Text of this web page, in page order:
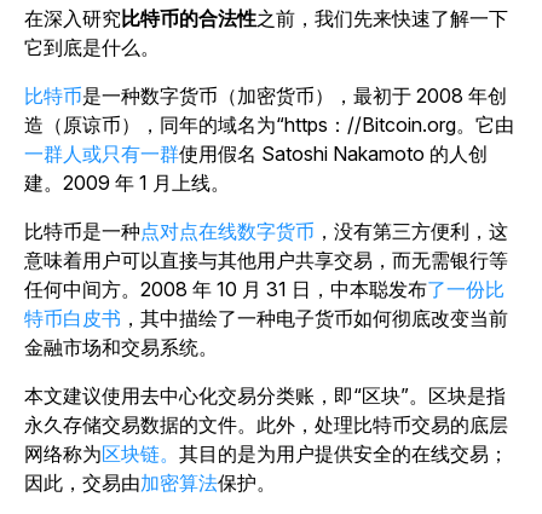
在深入研究比特币的合法性之前，我们先来快速了解一下
它到底是什么。
比特币是一种数字货币（加密货币），最初于 2008 年创
造（原谅币），同年的域名为“https：//Bitcoin.org。它由
一群人或只有一群使用假名 Satoshi Nakamoto 的人创
建。2009 年 1 月上线。
比特币是一种点对点在线数字货币 ，没有第三方便利，这
意味着用户可以直接与其他用户共享交易，而无需银行等
任何中间方。2008 年 10 月 31 日，中本聪发布了一份比
特币白皮书 ，其中描绘了一种电子货币如何彻底改变当前
金融市场和交易系统。
本文建议使用去中心化交易分类账，即“区块”。区块是指
永久存储交易数据的文件。此外，处理比特币交易的底层
网络称为区块链。 其目的是为用户提供安全的在线交易；
因此，交易由加密算法保护。